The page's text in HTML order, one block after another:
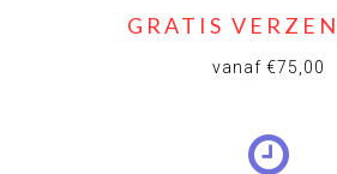
GRATIS
vanaf €75,00